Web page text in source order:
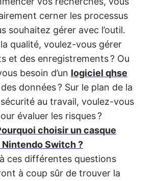
cerner les processus
souhaitez gérer avec l’outil.
qualité, voulez-vous gérer
et des enregistrements ? Ou
besoin d’un logiciel qhse
données ? Sur le plan de la
au travail, voulez-vous
évaluer les risques ?
choisir un casque
Nintendo Switch ?
ces différentes questions
à coup sûr de trouver la